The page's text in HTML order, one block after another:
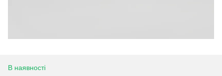
В наявності